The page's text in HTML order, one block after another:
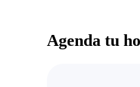
Agenda tu